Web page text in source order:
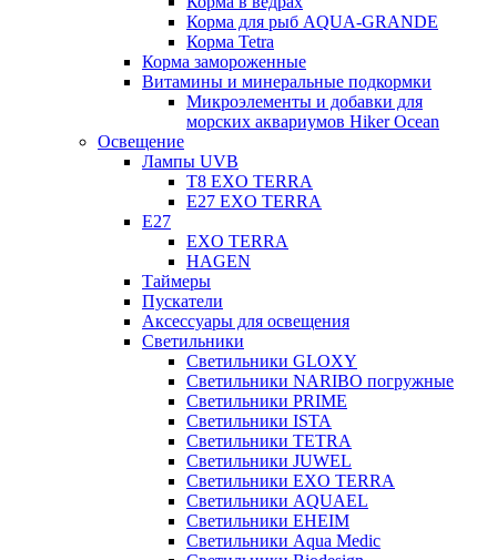
Корма для рыб AQUA-GRANDE
Корма Tetra
Корма замороженные
Витамины и минеральные подкормки
Микроэлементы и добавки для
морских аквариумов Hiker Ocean
Освещение
Лампы UVB
Т8 EXO TERRA
Е27 EXO TERRA
Е27
EXO TERRA
HAGEN
Таймеры
Пускатели
Аксессуары для освещения
Светильники
Светильники GLOXY
Светильники NARIBO погружные
Светильники PRIME
Светильники ISTA
Светильники TETRA
Светильники JUWEL
Светильники EXO TERRA
Светильники AQUAEL
Светильники EHEIM
Светильники Aqua Medic